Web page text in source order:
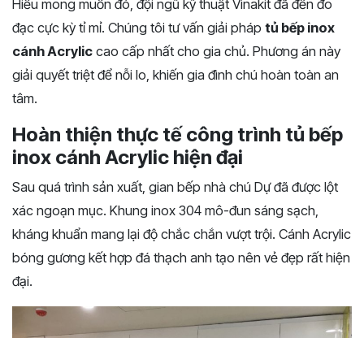
Hiểu mong muốn đó, đội ngũ kỹ thuật Vinakit đã đến đo
đạc cực kỳ tỉ mỉ. Chúng tôi tư vấn giải pháp tủ bếp inox
cánh Acrylic cao cấp nhất cho gia chủ. Phương án này
giải quyết triệt để nỗi lo, khiến gia đình chú hoàn toàn an
tâm.
Hoàn thiện thực tế công trình tủ bếp
inox cánh Acrylic hiện đại
Sau quá trình sản xuất, gian bếp nhà chú Dự đã được lột
xác ngoạn mục. Khung inox 304 mô-đun sáng sạch,
kháng khuẩn mang lại độ chắc chắn vượt trội. Cánh Acrylic
bóng gương kết hợp đá thạch anh tạo nên vẻ đẹp rất hiện
đại.